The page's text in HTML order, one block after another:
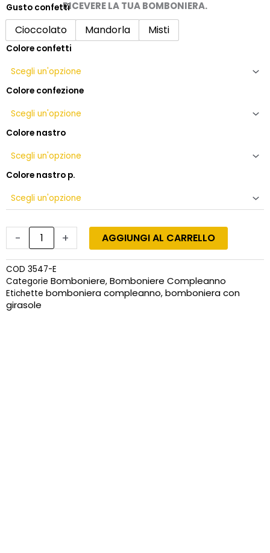
RICEVERE LA TUA BOMBONIERA.
Gusto confetti
Cioccolato Mandorla Misti
Colore confetti
Colore confezione
Colore nastro
Colore nastro p.
-
Sacchettino
compleanno
in
juta
girasole,
confetti
scelta
quantità
+ AGGIUNGI AL CARRELLO
COD 3547-E
Categorie Bomboniere, Bomboniere Compleanno
Etichette bomboniera compleanno, bomboniera con
girasole